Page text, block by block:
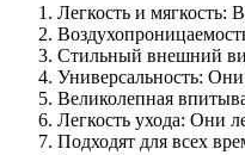
Легкость и мягкость:
Стильный внешний
Универсальность:
Великолепная
Легкость ухода: Они
Подходят для всех